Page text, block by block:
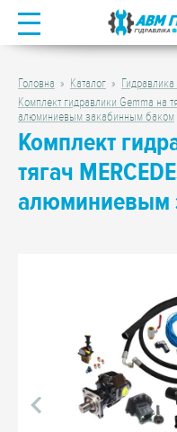
Головна Каталог
Гидравлика
Комплект гидравлики Gemma на
алюминиевым закабинным баком
Комплект
тягач
алюминиевым